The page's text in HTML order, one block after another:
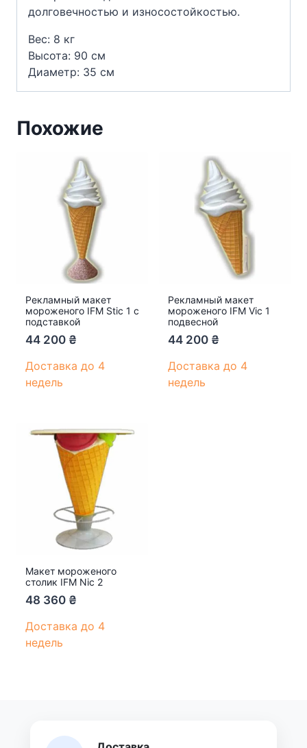
долговечностью и износостойкостью.
Вес: 8 кг
Высота: 90 см
Диаметр: 35 см
Похожие
Рекламный макет
мороженого IFM Stic 1 с
подставкой
44 200 ₴
Доставка до 4
недель
Рекламный макет
мороженого IFM Vic 1
подвесной
44 200 ₴
Доставка до 4
недель
Макет мороженого
столик IFM Nic 2
48 360 ₴
Доставка до 4
недель